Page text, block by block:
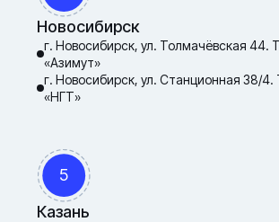
Новосибирск
г. Новосибирск, ул. Толмачёвская 44.
«Азимут»
г. Новосибирск, ул. Станционная 38/4.
«НГТ»
5
Казань